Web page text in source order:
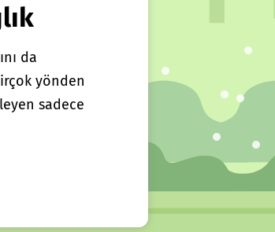
da
yönden
sadece